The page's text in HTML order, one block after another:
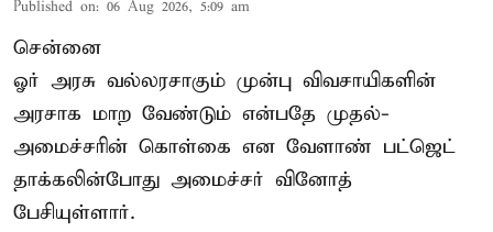
Published on: 06 Aug 2026, 5:09 am
சென்னை
ஓர் அரசு வல்லரசாகும் முன்பு விவசாயிகளின்
அரசாக மாற வேண்டும் என்பதே முதல்-
அமைச்சரின் கொள்கை என வேளாண் பட்ஜெட்
தாக்கலின்போது அமைச்சர் வினோத்
பேசியுள்ளார்.